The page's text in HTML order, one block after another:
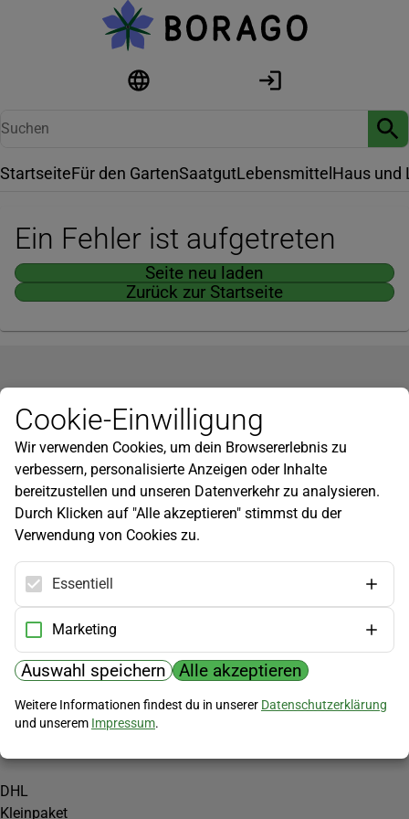
StartseiteFür den GartenSaatgutLebensmittel Haus und
Ein Fehler ist aufgetreten
Seite neu laden
Zurück zur Startseite
Newsletter
Infos zu neuen Produkten, Gartentipps und mehr findest du in
unserem Newsletter!
Jetzt anmelden
Hilfe
Kundenservice
Widerrufsbelehrung
Versandkosten
Zahlungsmöglichkeiten
PayPal
Vorkasse
Versand
DHL
Kleinpaket
Cookie-Einwilligung
Wir verwenden Cookies, um dein Browsererlebnis zu
verbessern, personalisierte Anzeigen oder Inhalte
bereitzustellen und unseren Datenverkehr zu analysieren.
Durch Klicken auf "Alle akzeptieren" stimmst du der
Verwendung von Cookies zu.
Essentiell
Marketing
Auswahl speichern Alle akzeptieren
Weitere Informationen findest du in unserer Datenschutzerklärung
und unserem Impressum.